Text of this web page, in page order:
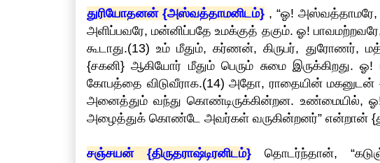
துரியோதனன் {அஸ்வத்தாமனிடம்} , “ஓ!
அளிப்பவரே, மன்னிப்பதே உமக்குத் தகும். ஓ!
கூடாது.(13) உம் மீதும், கர்ணன், கிருபர், துரோணர்,
{சகனி} ஆகியோர் மீதும் பெரும் சுமை இருக்கிறது.
கோபத்தை விடுவீராக.(14) அதோ, ராதையின் மகனுடன்
அனைத்தும் வந்து கொண்டிருக்கின்றன. உண்மையில்,
அழைத்துக் கொண்டே அவர்கள் வருகின்றனர்” என்றான்
சஞ்சயன் {திருதராஷ்டிரனிடம்}தொடர்ந்தான்,